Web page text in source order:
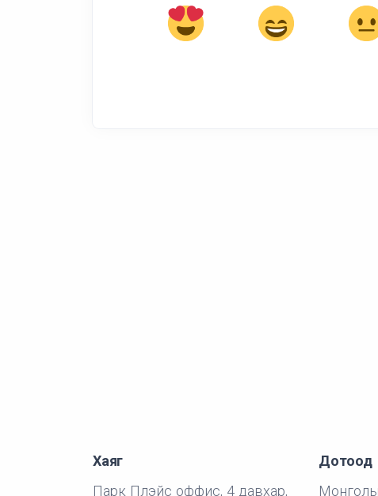
Хаяг
Парк Плэйс оффис, 4 давхар,
Дотоод